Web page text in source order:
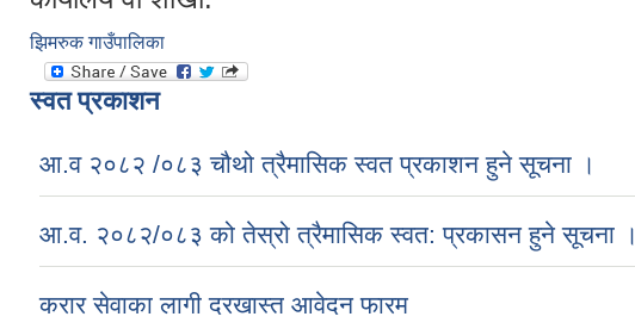
झिमरुक गाउँपालिका
स्वत प्रकाशन
आ.व २०८२ /०८३ चौथो त्रैमासिक स्वत प्रकाशन हुने सूचना ।
आ.व. २०८२/०८३ को तेस्रो त्रैमासिक स्वत: प्रकासन हुने सूचना ।
करार सेवाका लागी दरखास्त आवेदन फारम